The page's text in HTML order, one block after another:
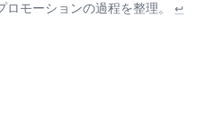
モーションの過程を整理。 ↩